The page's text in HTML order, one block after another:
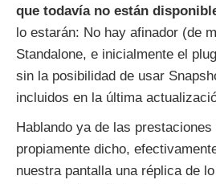
que todavía no están
lo estarán: No hay afinador (de
Standalone, e inicialmente el
sin la posibilidad de usar
incluidos en la última
Hablando ya de las prestaciones
propiamente dicho,
nuestra pantalla una réplica de